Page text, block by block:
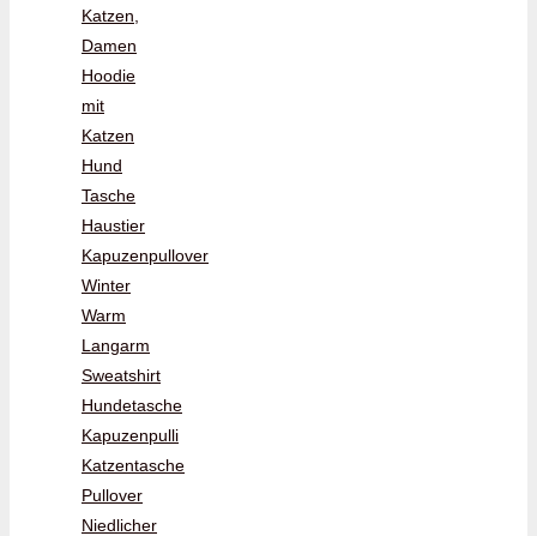
Katzen,
Damen
Hoodie
mit
Katzen
Hund
Tasche
Haustier
Kapuzenpullover
Winter
Warm
Langarm
Sweatshirt
Hundetasche
Kapuzenpulli
Katzentasche
Pullover
Niedlicher